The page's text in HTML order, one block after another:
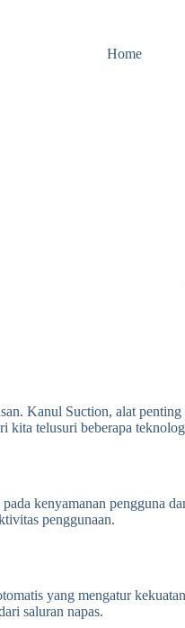
Home
Kanul Suction, alat
kita telusuri beberapa
kenyamanan pengguna
penggunaan.
yang mengatur
saluran napas.